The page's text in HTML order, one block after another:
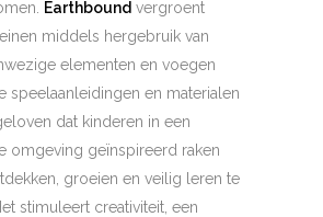
Earthbound vergroent
middels hergebruik van
elementen en voegen
speelaanleidingen en materialen
dat kinderen in een
omgeving geïnspireerd raken
groeien en veilig leren te
stimuleert creativiteit, een